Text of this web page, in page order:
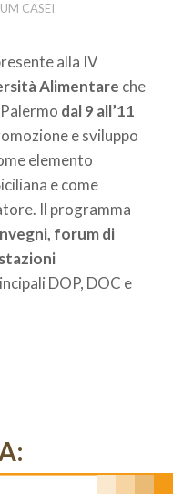
CASEI
alla IV
Alimentare che
dal 9 all’11
e sviluppo
elemento
e come
Il programma
forum di
DOP, DOC e